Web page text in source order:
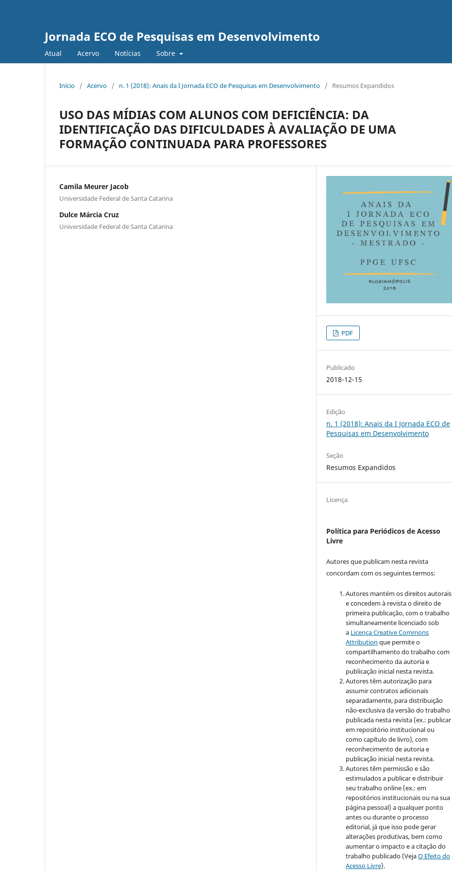
Jornada ECO de Pesquisas em Desenvolvimento
Atual Acervo Notícias Sobre
Início / Acervo / n. 1 (2018): Anais da I Jornada ECO de Pesquisas em Desenvolvimento / Resumos Expandidos
USO DAS MÍDIAS COM ALUNOS COM DEFICIÊNCIA: DA
IDENTIFICAÇÃO DAS DIFICULDADES À AVALIAÇÃO DE UMA
FORMAÇÃO CONTINUADA PARA PROFESSORES
Camila Meurer Jacob
Universidade Federal de Santa Catarina
Dulce Márcia Cruz
Universidade Federal de Santa Catarina
PDF
Publicado
2018-12-15
Edição
n. 1 (2018): Anais da I Jornada ECO de
Pesquisas em Desenvolvimento
Seção
Resumos Expandidos
Licença
Política para Periódicos de Acesso
Livre
Autores que publicam nesta revista
concordam com os seguintes termos:
Autores mantém os direitos autorais
e concedem à revista o direito de
primeira publicação, com o trabalho
simultaneamente licenciado sob
a Licença Creative Commons
Attribution que permite o
compartilhamento do trabalho com
reconhecimento da autoria e
publicação inicial nesta revista.
Autores têm autorização para
assumir contratos adicionais
separadamente, para distribuição
não-exclusiva da versão do trabalho
publicada nesta revista (ex.: publicar
em repositório institucional ou
como capítulo de livro), com
reconhecimento de autoria e
publicação inicial nesta revista.
Autores têm permissão e são
estimulados a publicar e distribuir
seu trabalho online (ex.: em
repositórios institucionais ou na sua
página pessoal) a qualquer ponto
antes ou durante o processo
editorial, já que isso pode gerar
alterações produtivas, bem como
aumentar o impacto e a citação do
trabalho publicado (VejaO Efeito do
Acesso Livre).